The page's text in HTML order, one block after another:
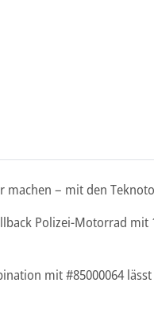
machen – mit den
Polizei-Motorrad
mit #85000064